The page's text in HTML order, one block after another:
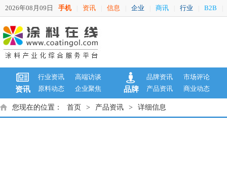
2026年08月09日 手机 资讯 信息 企业 商讯 行业 B2B
资讯
行业资讯
高端访谈
原料动态
企业聚焦 品牌
品牌资讯
市场评论
产品资讯
商业动态
您现在的位置： 首页 > 产品资讯 > 详细信息